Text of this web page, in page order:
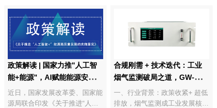
政策解读 | 国家力推"人工智
能+能源"，AI赋能能源安全新
纪元！
近日，国家发展改革委、国家能
源局联合印发《关于推进“人工
合规刚需 + 技术迭代：工业
烟气监测破局之道，GW-
2000 紫外烟气分析仪实力出
圈
一、行业背景：政策收紧+ 超低
排放，烟气监测成工业发展核心